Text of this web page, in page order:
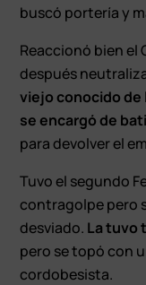
buscó portería y
Reaccionó bien el
después
viejo conocido de
se encargó de
para devolver el
Tuvo el segundo
contragolpe pero
desviado. La tuvo
pero se topó con
cordobesista.